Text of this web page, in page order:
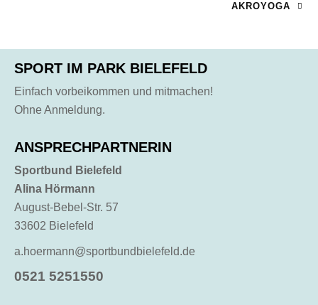
AKROYOGA
SPORT IM PARK BIELEFELD
Einfach vorbeikommen und mitmachen!
Ohne Anmeldung.
ANSPRECHPARTNERIN
Sportbund Bielefeld
Alina Hörmann
August-Bebel-Str. 57
33602 Bielefeld
a.hoermann@sportbundbielefeld.de
0521 5251550